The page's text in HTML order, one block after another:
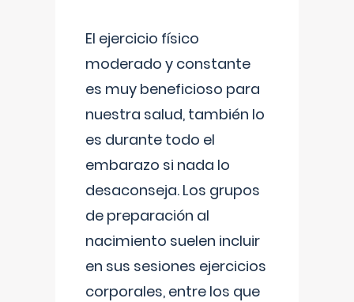
El ejercicio físico
moderado y constante
es muy beneficioso para
nuestra salud, también lo
es durante todo el
embarazo si nada lo
desaconseja. Los grupos
de preparación al
nacimiento suelen incluir
en sus sesiones ejercicios
corporales, entre los que